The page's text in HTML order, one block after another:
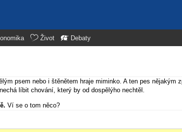
Život Debaty
psem nebo i štěnětem hraje miminko. A ten pes nějakým
líbit chování, který by od dospělýho nechtěl.
Ví se o tom něco?